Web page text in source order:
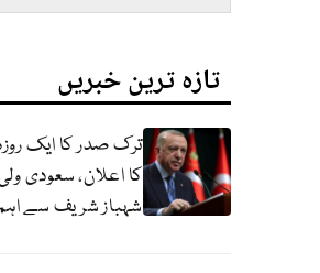
تازہ ترین خبریں
ترک صدر کا ایک
کا اعلان، سعودی
شہباز شریف سے